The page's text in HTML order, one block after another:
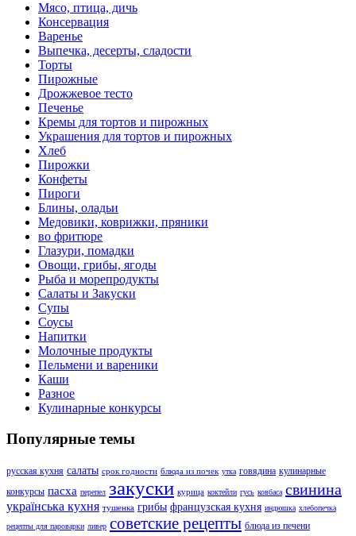
Мясо, птица, дичь
Консервация
Варенье
Выпечка, десерты, сладости
Торты
Пирожные
Дрожжевое тесто
Печенье
Кремы для тортов и пирожных
Украшения для тортов и пирожных
Хлеб
Пирожки
Конфеты
Пироги
Блины, оладьи
Медовики, коврижки, пряники
во фритюре
Глазури, помадки
Овощи, грибы, ягоды
Рыба и морепродукты
Салаты и Закуски
Супы
Соусы
Напитки
Молочные продукты
Пельмени и вареники
Каши
Разное
Кулинарные конкурсы
Популярные темы
русская кухня салаты срок годности блюда из почек утка говядина кулинарные
конкурсы пасха перепел закуски курица коктейли гусь ковбаса свинина
українська кухня тушенка грибы французская кухня индюшка хлебопечка
рецепты для пароварки ливер советские рецепты блюда из печени